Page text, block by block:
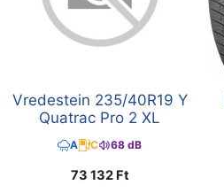
Vredestein 235/40R19 Y
Quatrac Pro 2 XL
A C 68 dB
73 132 Ft